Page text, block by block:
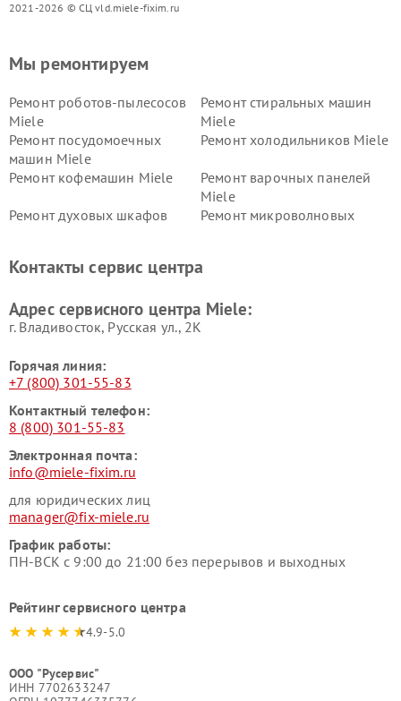
2021-2026 © СЦ vld.miele-fixim.ru
Мы ремонтируем
Ремонт роботов-пылесосов
Miele
Ремонт стиральных машин
Miele
Ремонт посудомоечных
машин Miele
Ремонт холодильников Miele
Ремонт кофемашин Miele
Ремонт варочных панелей
Miele
Ремонт духовых шкафов
Ремонт микроволновых
Miele
Miele
пылесосов Miele
Контакты сервис центра
Адрес сервисного центра Miele:
г. Владивосток, Русская ул., 2К
Горячая линия:
+7 (800) 301-55-83
Контактный телефон:
8 (800) 301-55-83
Электронная почта:
info@miele-fixim.ru
для юридических лиц
manager@fix-miele.ru
График работы:
ПН-ВСК с 9:00 до 21:00 без перерывов и выходных
Рейтинг сервисного центра
4.9-5.0
ООО "Русервис"
ИНН 7702633247